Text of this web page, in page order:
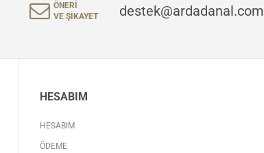
ÖNERI
VE ŞIKAYET
destek@ardadanal.com
HESABIM
HESABIM
ÖDEME